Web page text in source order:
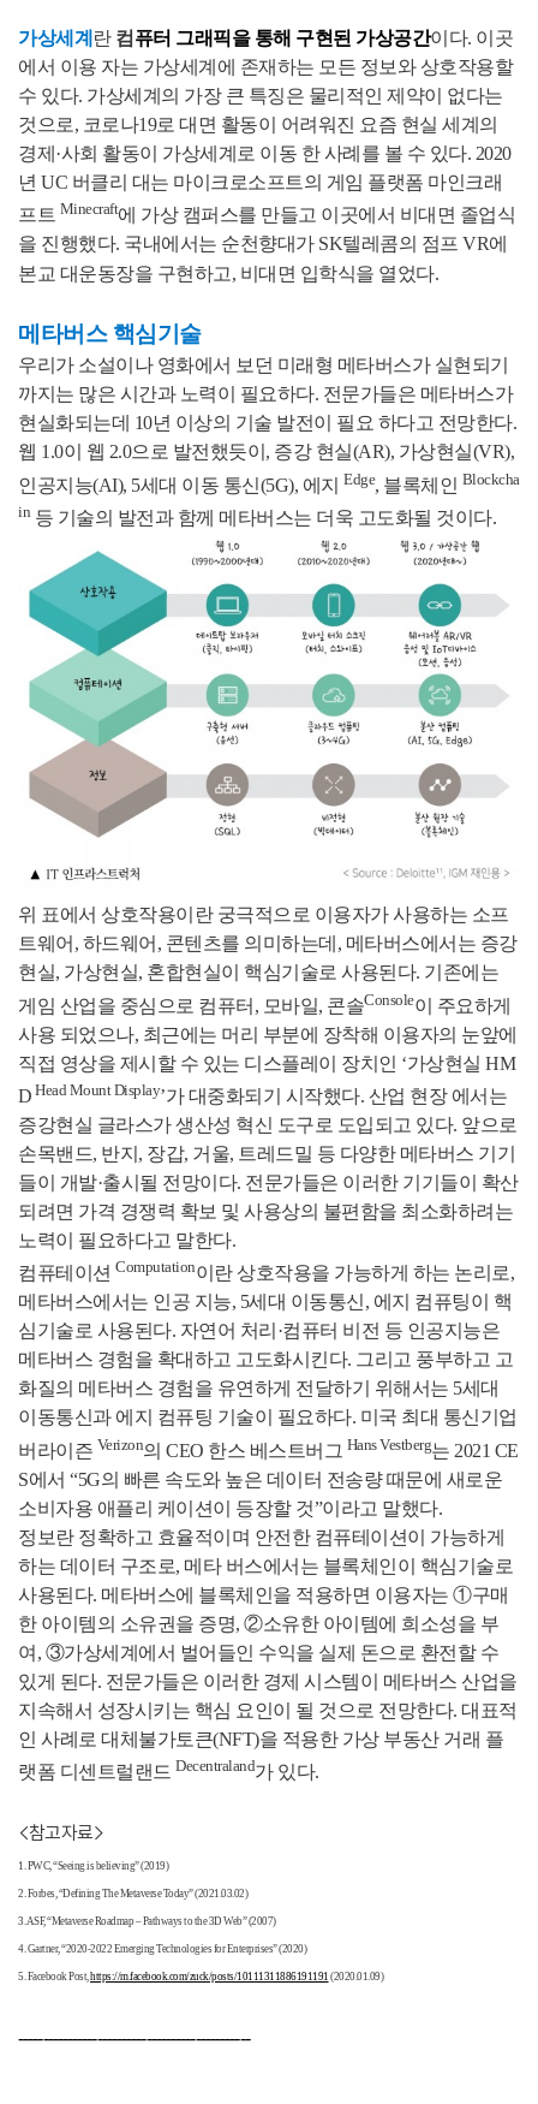
가상세계 란 컴 퓨터 그래픽을 통해 구현된 가상공간이다. 이곳
에서 이용 자는 가상세계에 존재하는 모든 정보와 상호작용할
수 있다. 가상세계의 가장 큰 특징은 물리적인 제약이 없다는
것으로, 코로나19로 대면 활동이 어려워진 요즘 현실 세계의
경제·사회 활동이 가상세계로 이동 한 사례를 볼 수 있다. 2020
년 UC 버클리 대는 마이크로소프트의 게임 플랫폼 마인크래
프트 Minecraft에 가상 캠퍼스를 만들고 이곳에서 비대면 졸업식
을 진행했다. 국내에서는 순천향대가 SK텔레콤의 점프 VR에
본교 대운동장을 구현하고, 비대면 입학식을 열었다.
메타버스 핵심기술
우리가 소설이나 영화에서 보던 미래형 메타버스가 실현되기
까지는 많은 시간과 노력이 필요하다. 전문가들은 메타버스가
현실화되는데 10년 이상의 기술 발전이 필요 하다고 전망한다.
웹 1.0이 웹 2.0으로 발전했듯이, 증강 현실(AR), 가상현실(VR),
인공지능(AI), 5세대 이동 통신(5G), 에지 Edge, 블록체인 Blockcha
in 등 기술의 발전과 함께 메타버스는 더욱 고도화될 것이다.
위 표에서 상호작용이란 궁극적으로 이용자가 사용하는 소프
트웨어, 하드웨어, 콘텐츠를 의미하는데, 메타버스에서는 증강
현실, 가상현실, 혼합현실이 핵심기술로 사용된다. 기존에는
게임 산업을 중심으로 컴퓨터, 모바일, 콘솔Console이 주요하게
사용 되었으나, 최근에는 머리 부분에 장착해 이용자의 눈앞에
직접 영상을 제시할 수 있는 디스플레이 장치인 ‘가상현실 HM
D Head Mount Display’가 대중화되기 시작했다. 산업 현장 에서는
증강현실 글라스가 생산성 혁신 도구로 도입되고 있다. 앞으로
손목밴드, 반지, 장갑, 거울, 트레드밀 등 다양한 메타버스 기기
들이 개발·출시될 전망이다. 전문가들은 이러한 기기들이 확산
되려면 가격 경쟁력 확보 및 사용상의 불편함을 최소화하려는
노력이 필요하다고 말한다.
컴퓨테이션 Computation이란 상호작용을 가능하게 하는 논리로,
메타버스에서는 인공 지능, 5세대 이동통신, 에지 컴퓨팅이 핵
심기술로 사용된다. 자연어 처리·컴퓨터 비전 등 인공지능은
메타버스 경험을 확대하고 고도화시킨다. 그리고 풍부하고 고
화질의 메타버스 경험을 유연하게 전달하기 위해서는 5세대
이동통신과 에지 컴퓨팅 기술이 필요하다. 미국 최대 통신기업
버라이즌 Verizon의 CEO 한스 베스트버그 Hans Vestberg는 2021 CE
S에서 “5G의 빠른 속도와 높은 데이터 전송량 때문에 새로운
소비자용 애플리 케이션이 등장할 것”이라고 말했다.
정보란 정확하고 효율적이며 안전한 컴퓨테이션이 가능하게
하는 데이터 구조로, 메타 버스에서는 블록체인이 핵심기술로
사용된다. 메타버스에 블록체인을 적용하면 이용자는 ①구매
한 아이템의 소유권을 증명, ②소유한 아이템에 희소성을 부
여, ③가상세계에서 벌어들인 수익을 실제 돈으로 환전할 수
있게 된다. 전문가들은 이러한 경제 시스템이 메타버스 산업을
지속해서 성장시키는 핵심 요인이 될 것으로 전망한다. 대표적
인 사례로 대체불가토큰(NFT)을 적용한 가상 부동산 거래 플
랫폼 디센트럴랜드 Decentraland가 있다.
<참고자료>
1. PWC, “Seeing is believing” (2019)
2. Forbes, “Defining The Metaverse Today” (2021.03.02)
3. ASF, “Metaverse Roadmap – Pathways to the 3D Web” (2007)
4. Gartner, “2020-2022 Emerging Technologies for Enterprises” (2020)
5. Facebook Post, https://m.facebook.com/zuck/posts/10111311886191191 (2020.01.09)
-----------------------------------------------